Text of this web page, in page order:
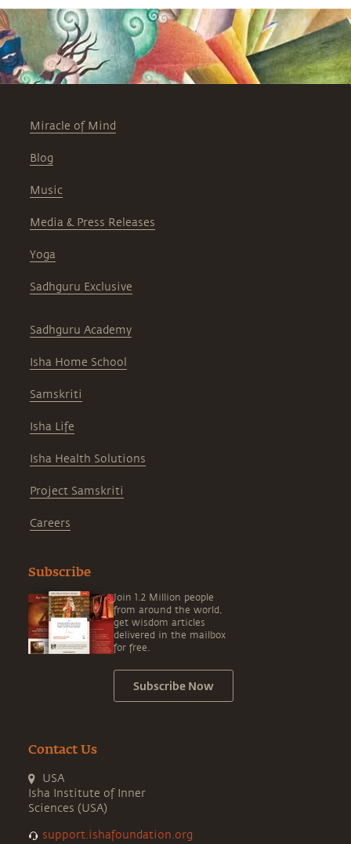
Miracle of Mind
Blog
Music
Media & Press Releases
Yoga
Sadhguru Exclusive
Sadhguru Academy
Isha Home School
Samskriti
Isha Life
Isha Health Solutions
Project Samskriti
Careers
Subscribe
Join 1.2 Million people
from around the world,
get wisdom articles
delivered in the mailbox
for free.
Subscribe Now
Contact Us
USA
Isha Institute of Inner
Sciences (USA)
support.ishafoundation.org